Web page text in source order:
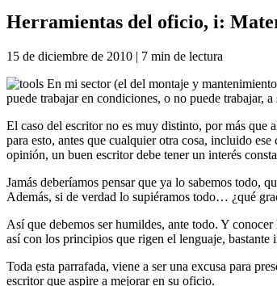
Herramientas del oficio, i:
15 de diciembre de 2010 | 7 min de lectura
En mi sector (el del montaje y
puede trabajar en condiciones, o no puede trabajar, a
El caso del escritor no es muy distinto, por más que
para esto, antes que cualquier otra cosa, incluido
opinión, un buen escritor debe tener un interés
Jamás deberíamos pensar que ya lo sabemos todo,
Además, si de verdad lo supiéramos todo… ¿qué
Así que debemos ser humildes, ante todo. Y
así con los principios que rigen el lenguaje, bastante
Toda esta parrafada, viene a ser una excusa para
escritor que aspire a mejorar en su oficio.